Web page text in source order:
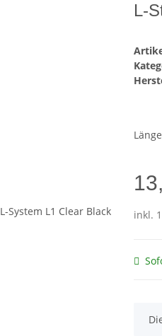
L-
Länge
inkl.
x